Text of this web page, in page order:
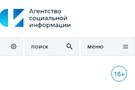
поиск меню
18+